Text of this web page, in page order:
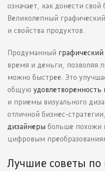
означает, как донести свой
Великолепный
и свойства продуктов.
Продуманный
время и деньги, позволяя
можно быстрее. Это
общую удовлетворенность
и приемы визуального
отличной бизнес-
дизайнеры больше похожи
цифровым
Лучшие советы по